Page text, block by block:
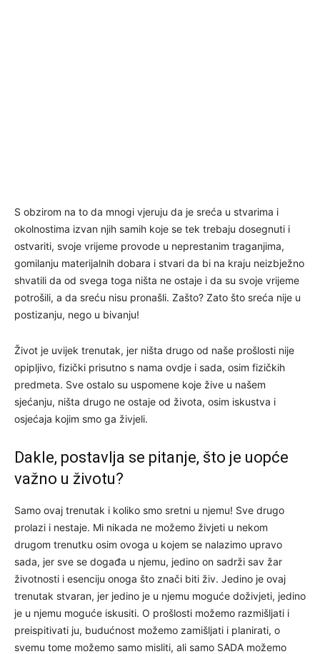
S obzirom na to da mnogi vjeruju da je sreća u stvarima i
okolnostima izvan njih samih koje se tek trebaju dosegnuti i
ostvariti, svoje vrijeme provode u neprestanim traganjima,
gomilanju materijalnih dobara i stvari da bi na kraju neizbježno
shvatili da od svega toga ništa ne ostaje i da su svoje vrijeme
potrošili, a da sreću nisu pronašli. Zašto? Zato što sreća nije u
postizanju, nego u bivanju!
Život je uvijek trenutak, jer ništa drugo od naše prošlosti nije
opipljivo, fizički prisutno s nama ovdje i sada, osim fizičkih
predmeta. Sve ostalo su uspomene koje žive u našem
sjećanju, ništa drugo ne ostaje od života, osim iskustva i
osjećaja kojim smo ga živjeli.
Dakle, postavlja se pitanje, što je uopće
važno u životu?
Samo ovaj trenutak i koliko smo sretni u njemu! Sve drugo
prolazi i nestaje. Mi nikada ne možemo živjeti u nekom
drugom trenutku osim ovoga u kojem se nalazimo upravo
sada, jer sve se događa u njemu, jedino on sadrži sav žar
životnosti i esenciju onoga što znači biti živ. Jedino je ovaj
trenutak stvaran, jer jedino je u njemu moguće doživjeti, jedino
je u njemu moguće iskusiti. O prošlosti možemo razmišljati i
preispitivati ju, budućnost možemo zamišljati i planirati, o
svemu tome možemo samo misliti, ali samo SADA možemo